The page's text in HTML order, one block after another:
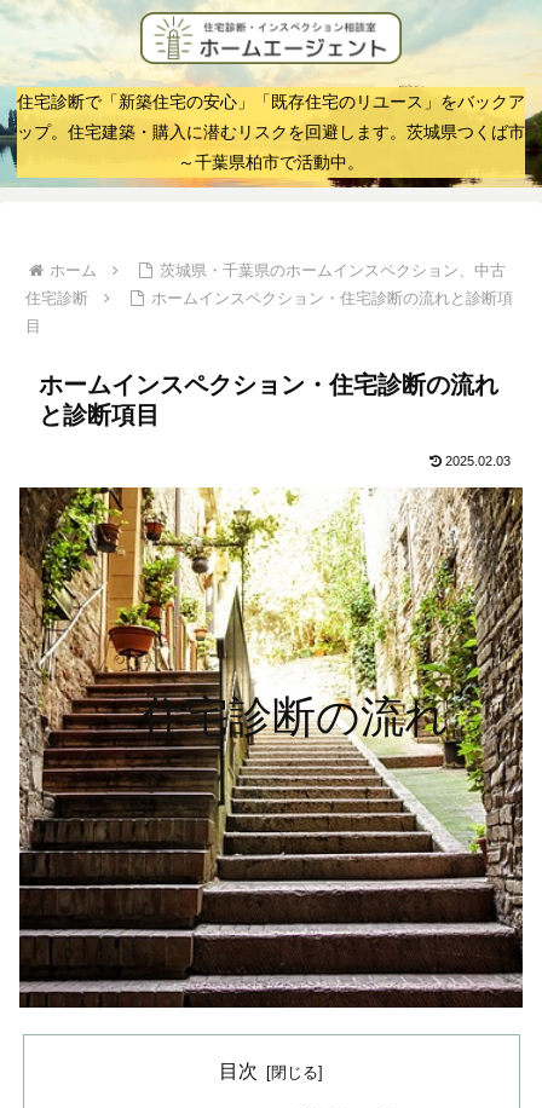
住宅診断で「新築住宅の安心」「既存住宅のリユース」をバックア
ップ。住宅建築・購入に潜むリスクを回避します。茨城県つくば市
～千葉県柏市で活動中。
ホーム
茨城県・千葉県のホームインスペクション、中古
住宅診断
ホームインスペクション・住宅診断の流れと診断項
目
ホームインスペクション・住宅診断の流れ
と診断項目
2025.02.03
住宅診断の流れ
目次